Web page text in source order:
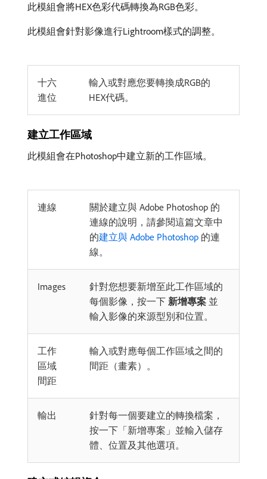
此模組會將HEX色彩代碼轉換為RGB色彩。
此模組會針對影像進行Lightroom樣式的調整。
十六
進位
輸入或對應您要轉換成RGB的
HEX代碼。
建立工作區域
此模組會在Photoshop中建立新的工作區域。
連線
關於建立與 Adobe Photoshop 的
連線的說明，請參閱這篇文章中
的建立與 Adobe Photoshop 的連
線。
Images
針對您想要新增至此工作區域的
每個影像，按一下 新增專案 並
輸入影像的來源型別和位置。
工作
區域
間距
輸入或對應每個工作區域之間的
間距（畫素）。
輸出
針對每一個要建立的轉換檔案，
按一下「新增專案」並輸入儲存
體、位置及其他選項。